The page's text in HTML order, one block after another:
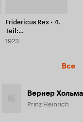
Fridericus Rex - 4.
Teil:
Schicksalswende
1923
Все
Вернер
Prinz Heinrich